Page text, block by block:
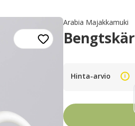
Arabia Majakkamuki
Hinta-arvio i